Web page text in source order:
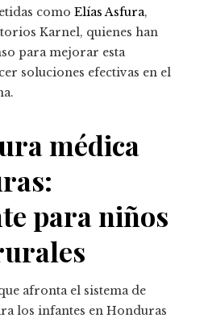
como Elías Asfura,
Karnel, quienes han
para mejorar esta
soluciones efectivas en el
médica
para niños
afronta el sistema de
los infantes en Honduras